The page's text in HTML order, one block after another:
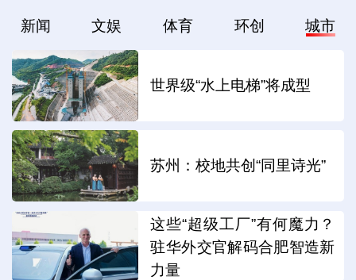
新闻 文娱 体育 环创 城市
世界级“水上电梯”将成型
苏州：校地共创“同里诗光”
这些“超级工厂”有何魔力？
驻华外交官解码合肥智造新
力量